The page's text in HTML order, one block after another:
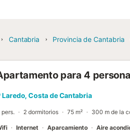
Cantabria Provincia de Cantabria
para 4
Laredo, Costa de Cantabria
pers. 2 dormitorios 75 m² 300 m de la
Internet Aparcamiento Aire